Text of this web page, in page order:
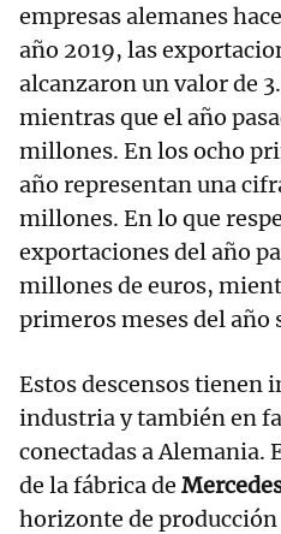
empresas alemanes
año 2019, las
alcanzaron un valor de
mientras que el año
millones. En los ocho
año representan una
millones. En lo que
exportaciones del año
millones de euros,
primeros meses del año
Estos descensos tienen
industria y también en
conectadas a Alemania.
de la fábrica de
horizonte de